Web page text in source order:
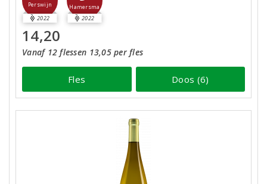
Perswijn
2022
Hamersma
2022
14,20
Vanaf 12 flessen 13,05 per fles
Fles Doos (6)